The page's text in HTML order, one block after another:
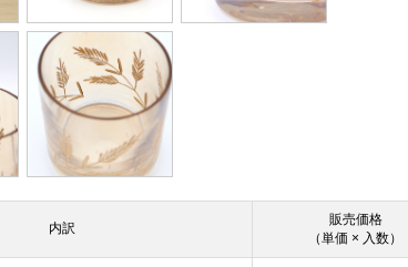
内訳
販売価格
（単価 × 入数）